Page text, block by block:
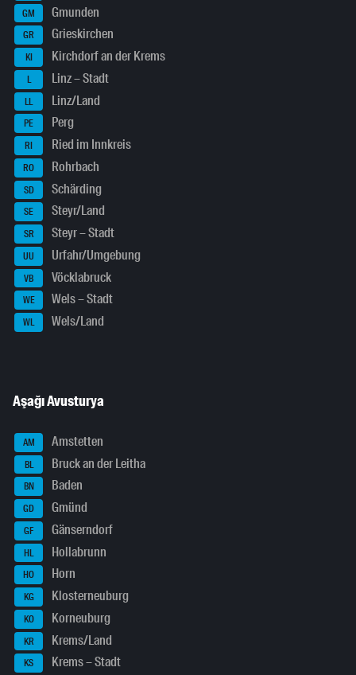
GM Gmunden
GR Grieskirchen
KI Kirchdorf an der Krems
L Linz – Stadt
LL Linz/Land
PE Perg
RI Ried im Innkreis
RO Rohrbach
SD Schärding
SE Steyr/Land
SR Steyr – Stadt
UU Urfahr/Umgebung
VB Vöcklabruck
WE Wels – Stadt
WL Wels/Land
Aşağı Avusturya
AM Amstetten
BL Bruck an der Leitha
BN Baden
GD Gmünd
GF Gänserndorf
HL Hollabrunn
HO Horn
KG Klosterneuburg
KO Korneuburg
KR Krems/Land
KS Krems – Stadt